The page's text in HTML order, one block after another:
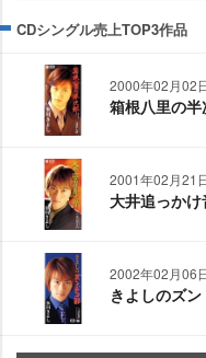
CDシングル売上TOP3作品
2000年02月02
箱根八里の半
2001年02月21
大井追っか
2002年02月06
きよしのズ